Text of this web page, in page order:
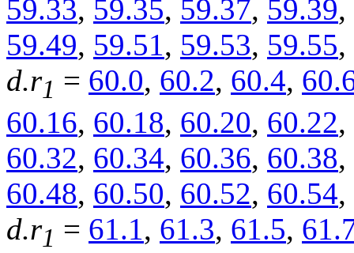
59.33, 59.35, 59.37, 59.39,
59.49, 59.51, 59.53, 59.55,
d.r1 = 60.0, 60.2, 60.4,
60.16, 60.18, 60.20, 60.22,
60.32, 60.34, 60.36, 60.38,
60.48, 60.50, 60.52, 60.54,
d.r1 = 61.1, 61.3, 61.5,